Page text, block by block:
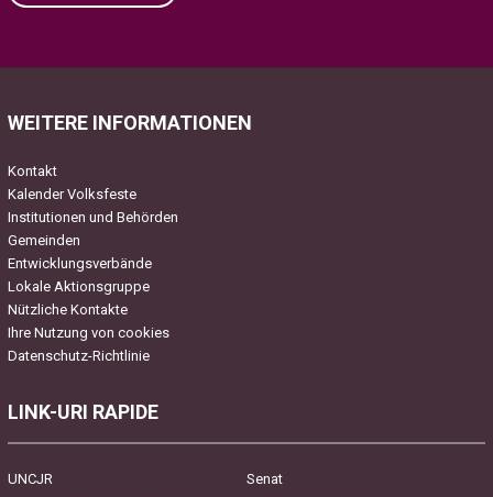
WEITERE INFORMATIONEN
Kontakt
Kalender Volksfeste
Institutionen und Behörden
Gemeinden
Entwicklungsverbände
Lokale Aktionsgruppe
Nützliche Kontakte
Ihre Nutzung von cookies
Datenschutz-Richtlinie
LINK-URI RAPIDE
UNCJR
Senat